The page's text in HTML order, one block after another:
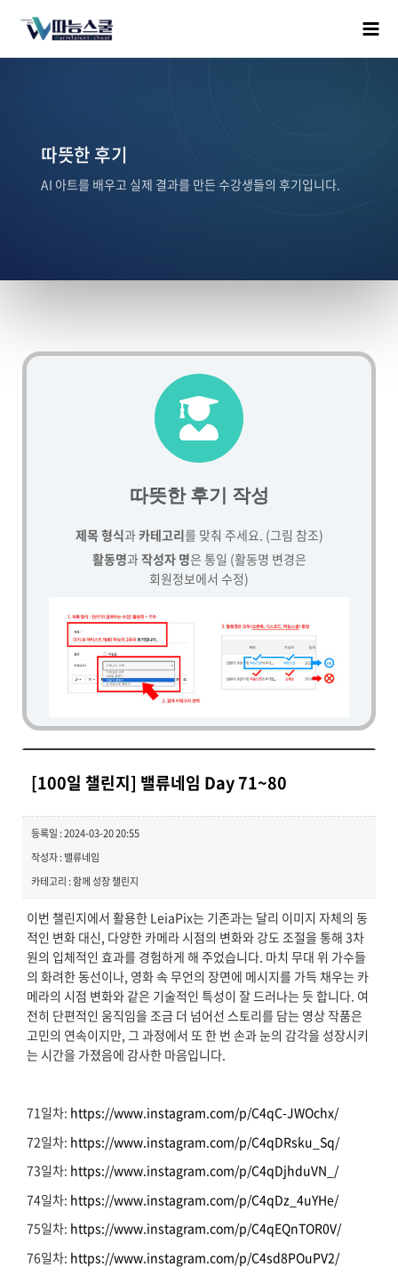
따뜻한 후기
AI 아트를 배우고 실제 결과를 만든 수강생들의 후기입니다.
따뜻한 후기 작성
제목 형식과카테고리를 맞춰 주세요. (그림 참조)
활동명과작성자 명은 통일 (활동명 변경은
회원정보에서 수정)
[100일 챌린지] 밸류네임 Day 71~80
등록일 : 2024-03-20 20:55
작성자 : 밸류네임
카테고리 : 함께 성장 챌린지
이번 챌린지에서 활용한 LeiaPix는 기존과는 달리 이미지 자체의 동
적인 변화 대신, 다양한 카메라 시점의 변화와 강도 조절을 통해 3차
원의 입체적인 효과를 경험하게 해 주었습니다. 마치 무대 위 가수들
의 화려한 동선이나, 영화 속 무언의 장면에 메시지를 가득 채우는 카
메라의 시점 변화와 같은 기술적인 특성이 잘 드러나는 듯 합니다. 여
전히 단편적인 움직임을 조금 더 넘어선 스토리를 담는 영상 작품은
고민의 연속이지만, 그 과정에서 또 한 번 손과 눈의 감각을 성장시키
는 시간을 가졌음에 감사한 마음입니다.
71일차: https://www.instagram.com/p/C4qC-JWOchx/
72일차: https://www.instagram.com/p/C4qDRsku_Sq/
73일차: https://www.instagram.com/p/C4qDjhduVN_/
74일차: https://www.instagram.com/p/C4qDz_4uYHe/
75일차: https://www.instagram.com/p/C4qEQnTOR0V/
76일차: https://www.instagram.com/p/C4sd8POuPV2/